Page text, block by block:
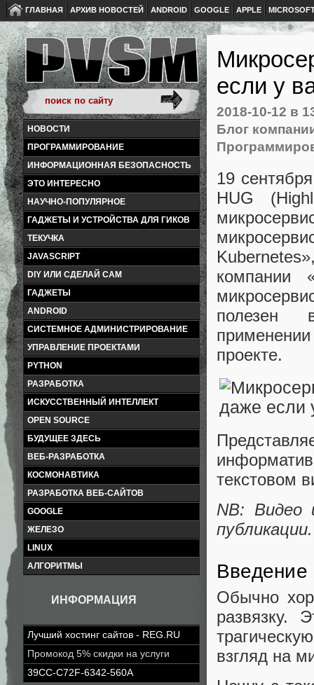
ГЛАВНАЯ АРХИВ НОВОСТЕЙ ANDROID GOOGLE APPLE
НОВОСТИ
ПРОГРАММИРОВАНИЕ
ИНФОРМАЦИОННАЯ БЕЗОПАСНОСТЬ
ЭТО ИНТЕРЕСНО
НАУЧНО-ПОПУЛЯРНОЕ
ГАДЖЕТЫ И УСТРОЙСТВА ДЛЯ ГИКОВ
ТЕКУЧКА
JAVASCRIPT
DIY ИЛИ СДЕЛАЙ САМ
ГАДЖЕТЫ
ANDROID
СИСТЕМНОЕ АДМИНИСТРИРОВАНИЕ
УПРАВЛЕНИЕ ПРОЕКТАМИ
PYTHON
РАЗРАБОТКА
ИСКУССТВЕННЫЙ ИНТЕЛЛЕКТ
OPEN SOURCE
БУДУЩЕЕ ЗДЕСЬ
ВЕБ-РАЗРАБОТКА
КОСМОНАВТИКА
РАЗРАБОТКА ВЕБ-САЙТОВ
GOOGLE
ЖЕЛЕЗО
LINUX
АЛГОРИТМЫ
ИНФОРМАЦИЯ
Лучший хостинг сайтов - REG.RU
Промокод 5% скидки на услуги
39CC-C72F-6342-560A
если у
2018-10-12 в
Блог
19
HUG
компании
полезен
проекте.
текстовом
NB: Видео
публикации.
Введение
Обычно
развязку.
взгляд на